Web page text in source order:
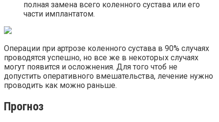
полная замена всего коленного сустава или его
части имплантатом.
Операции при артрозе коленного сустава в 90% случаях
проводятся успешно, но все же в некоторых случаях
могут появится и осложнения. Для того чтоб не
допустить оперативного вмешательства, лечение нужно
проводить как можно раньше.
Прогноз